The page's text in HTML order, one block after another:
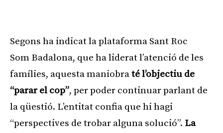
Segons ha indicat la plataforma Sant Roc
Som Badalona, que ha liderat l’atenció de les
famílies, aquesta maniobraté l’objectiu de
“parar el cop”, per poder continuar parlant de
la qüestió. L’entitat confia que hi hagi
“perspectives de trobar alguna solució”. La